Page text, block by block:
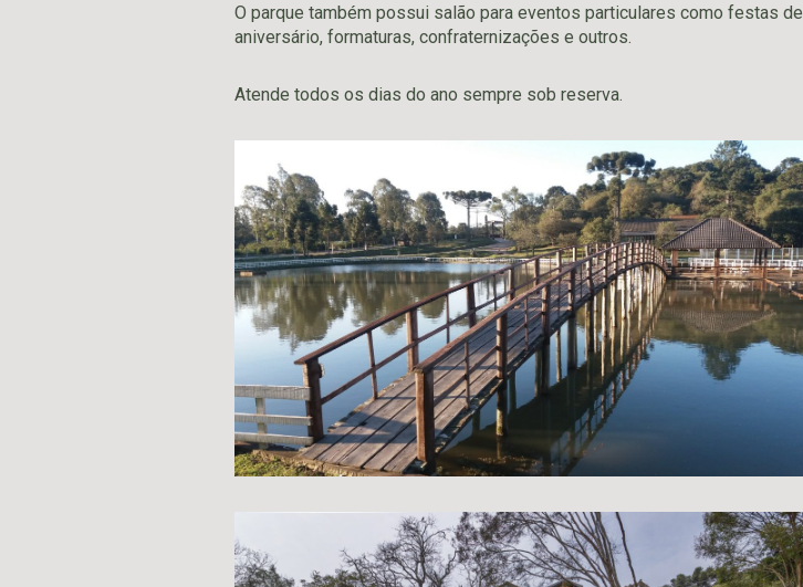
O parque também possui salão para eventos particulares como festas de
aniversário, formaturas, confraternizações e outros.
Atende todos os dias do ano sempre sob reserva.